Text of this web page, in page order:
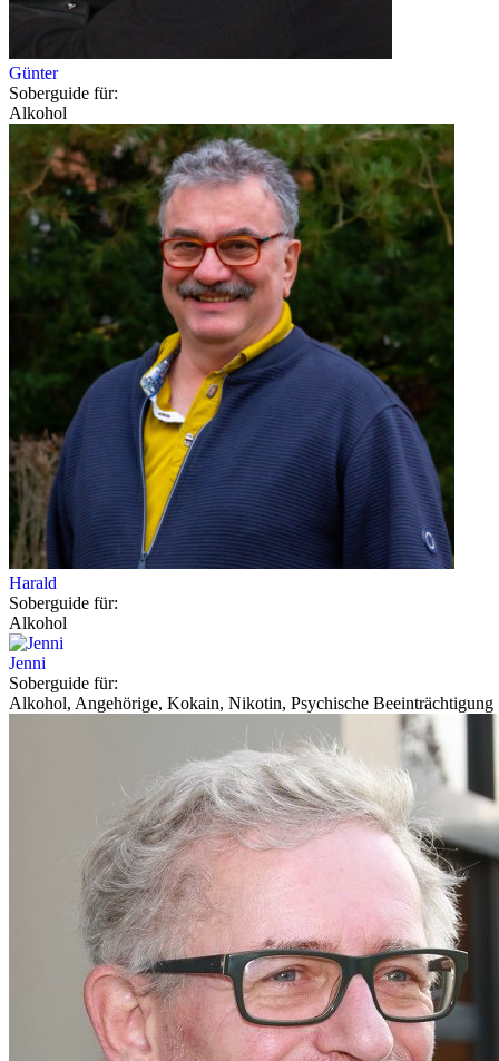
Günter
Soberguide für:
Alkohol
Harald
Soberguide für:
Alkohol
Jenni
Soberguide für:
Alkohol, Angehörige, Kokain, Nikotin, Psychische Beeinträchtigung